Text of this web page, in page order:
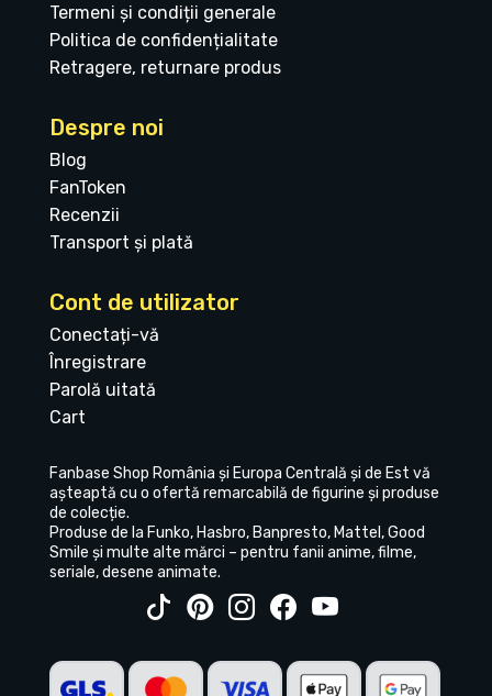
Termeni și condiții generale
Politica de confidențialitate
Retragere, returnare produs
Despre noi
Blog
FanToken
Recenzii
Transport și plată
Cont de utilizator
Conectați-vă
Înregistrare
Parolă uitată
Cart
Fanbase Shop România și Europa Centrală și de Est vă
așteaptă cu o ofertă remarcabilă de figurine și produse
de colecție.
Produse de la Funko, Hasbro, Banpresto, Mattel, Good
Smile și multe alte mărci – pentru fanii anime, filme,
seriale, desene animate.